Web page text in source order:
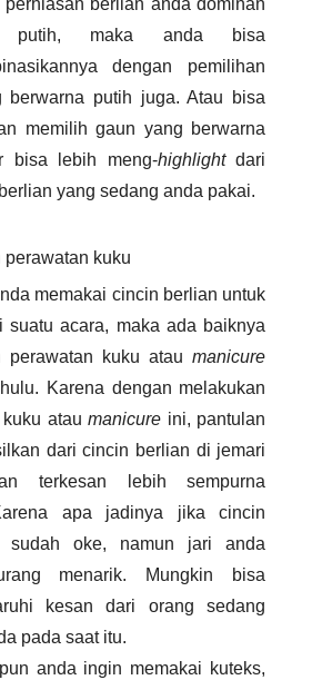
berlian anda dominan
putih, maka anda bisa
dengan pemilihan
berwarna putih juga. Atau bisa
memilih gaun yang berwarna
bisa lebih meng-highlight dari
yang sedang anda pakai.
perawatan kuku
memakai cincin berlian untuk
suatu acara, maka ada baiknya
perawatan kuku atau manicure
Karena dengan melakukan
kuku atau manicure ini, pantulan
dari cincin berlian di jemari
terkesan lebih sempurna
apa jadinya jika cincin
sudah oke, namun jari anda
menarik. Mungkin bisa
kesan dari orang sedang
pada saat itu.
anda ingin memakai kuteks,